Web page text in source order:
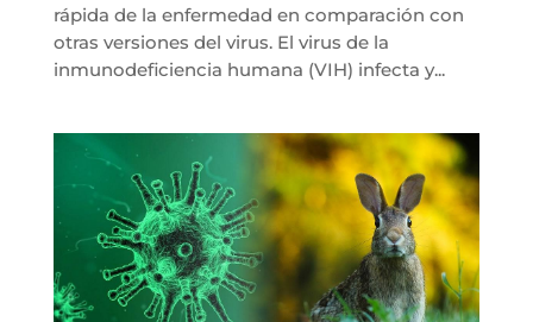
rápida de la enfermedad en comparación con
otras versiones del virus. El virus de la
inmunodeficiencia humana (VIH) infecta y...